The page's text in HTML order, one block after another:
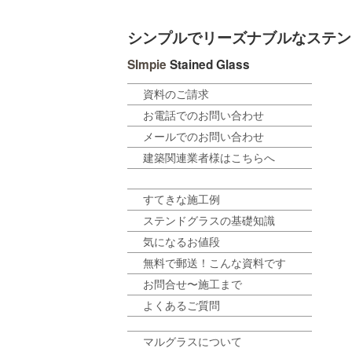
シンプルでリーズナブルなステ
SImpie Stained Glass
資料のご請求
お電話でのお問い合わせ
メールでのお問い合わせ
建築関連業者様はこちらへ
すてきな施工例
ステンドグラスの基礎知識
気になるお値段
無料で郵送！こんな資料です
お問合せ〜施工まで
よくあるご質問
マルグラスについて